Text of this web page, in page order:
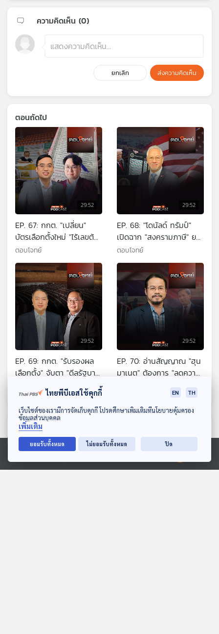
ดาวน์โหลด Thai PBS Podcast Application
Ⓒ 2020 องค์การกระจายเสียงและแพร่ภาพสาธารณะแห่งประเทศไทย
ความคิดเห็น (0)
ยกเลิก ส่งความคิดเห็น
ตอนถัดไป
29:52
EP. 67: กกต. "เปลี่ยน"
บัตรเลือกตั้งใหม่ "ไร้เลขต้น
ขั้ว" ลงคะแนนลับ ?
ตอบโจทย์
29:52
EP. 68: "โดนัลด์ ทรัมป์"
เปิดฉาก "สงครามภาษี" ยก
สอง ไทยอยู่ตรงไหน ?
ตอบโจทย์
29:52
EP. 69: กกต. "รับรองผล
เลือกตั้ง" จับตา "ดีลรัฐบาล"
29:52
EP. 70: อ่านสัญญาณ "ฮุน
มาเนต" ต้องการ "ลดความ
ตึงเครียด" ไทย-กัมพูชา ?
ตอนที่เกี่ยวข้อง
ไทยพีบีเอสใช้คุกกี้ EN TH
เว็บไซต์ของเรามีการจัดเก็บคุกกี้ โปรดศึกษาเพิ่มเติมที่นโยบายคุ้มครอง
ข้อมูลส่วนบุคคล
เพิ่มเติม
ยอมรับทั้งหมด ไม่ยอมรับทั้งหมด ปิด